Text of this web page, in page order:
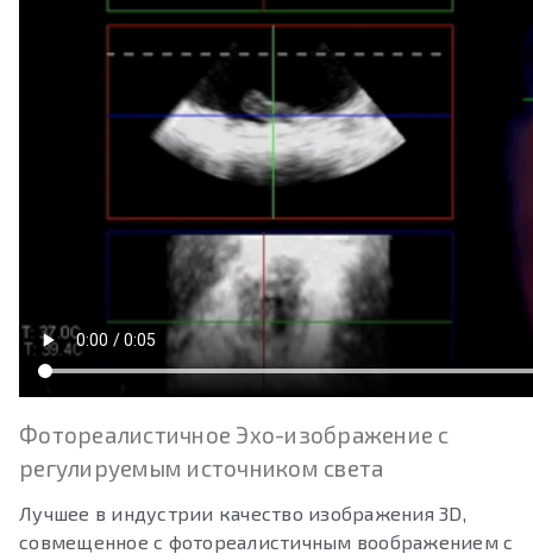
Фотореалистичное Эхо-изображение c
регулируемым источником света
Лучшее в индустрии качество изображения 3D,
совмещенное с фотореалистичным воображением с